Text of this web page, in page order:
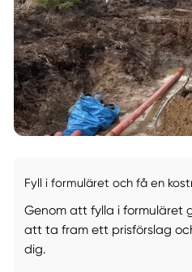
Fyll i formuläret och få en
Genom att fylla i formuläret
att ta fram ett prisförslag
dig.